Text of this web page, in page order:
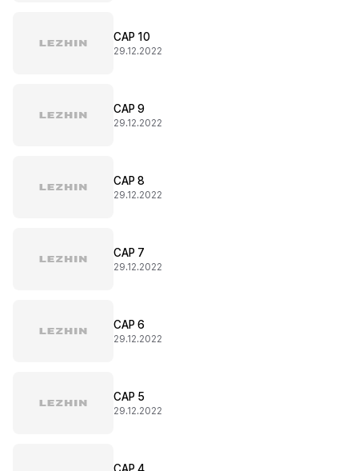
CAP 10
29.12.2022
CAP 9
29.12.2022
CAP 8
29.12.2022
CAP 7
29.12.2022
CAP 6
29.12.2022
CAP 5
29.12.2022